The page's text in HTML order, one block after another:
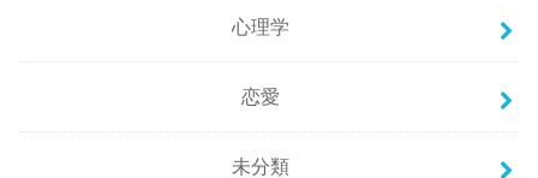
心理学
恋愛
未分類